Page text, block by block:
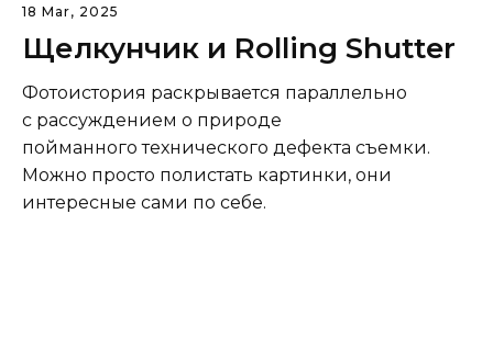
18 Mar, 2025
Щелкунчик и Rolling Shutter
Фотоистория раскрывается параллельно
с рассуждением о природе
пойманного технического дефекта съемки.
Можно просто полистать картинки, они
интересные сами по себе.